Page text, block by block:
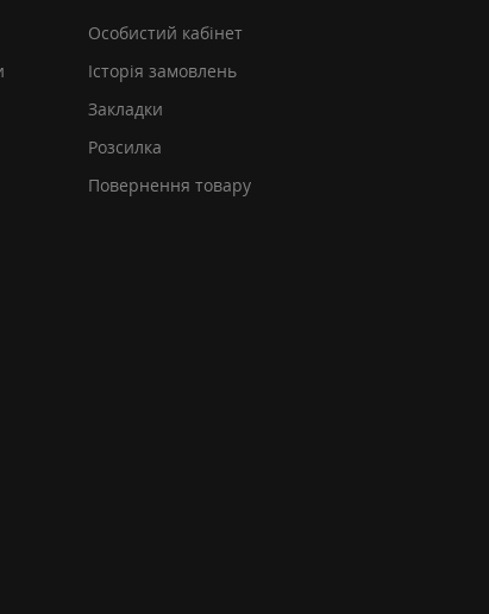
Особистий кабінет
Історія замовлень
Закладки
Розсилка
Повернення товару